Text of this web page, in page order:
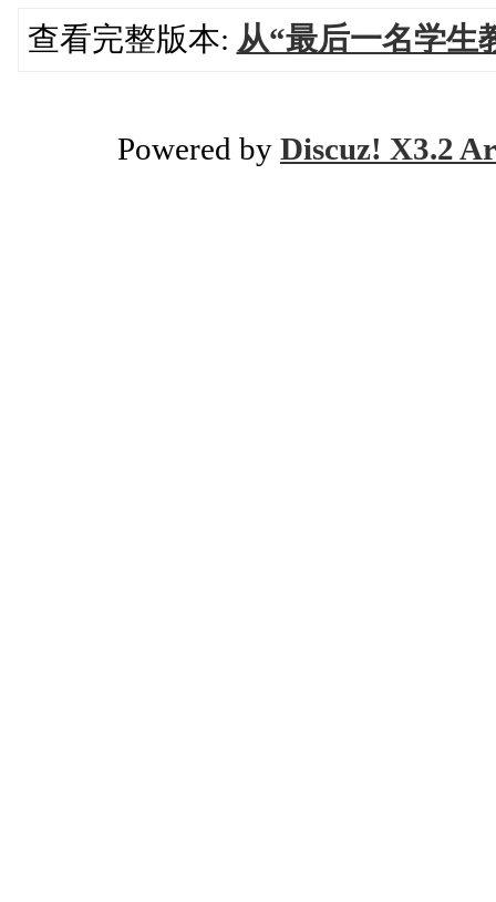
查看完整版本: 从“最后一名学生
Powered by Discuz! X3.2